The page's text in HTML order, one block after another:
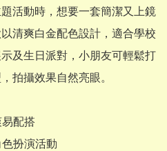
活動時，想要一套簡潔又上鏡
清爽白金配色設計，適合學校
及生日派對，小朋友可輕鬆打
拍攝效果自然亮眼。
配搭
扮演活動